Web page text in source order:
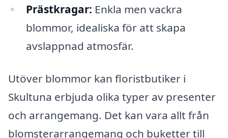
Prästkragar: Enkla men vackra
blommor, idealiska för att skapa
avslappnad atmosfär.
Utöver blommor kan floristbutiker i
Skultuna erbjuda olika typer av presenter
och arrangemang. Det kan vara allt från
blomsterarrangemang och buketter till